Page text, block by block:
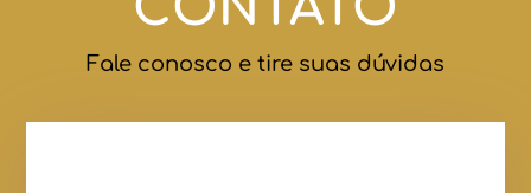
Fale conosco e tire suas dúvidas